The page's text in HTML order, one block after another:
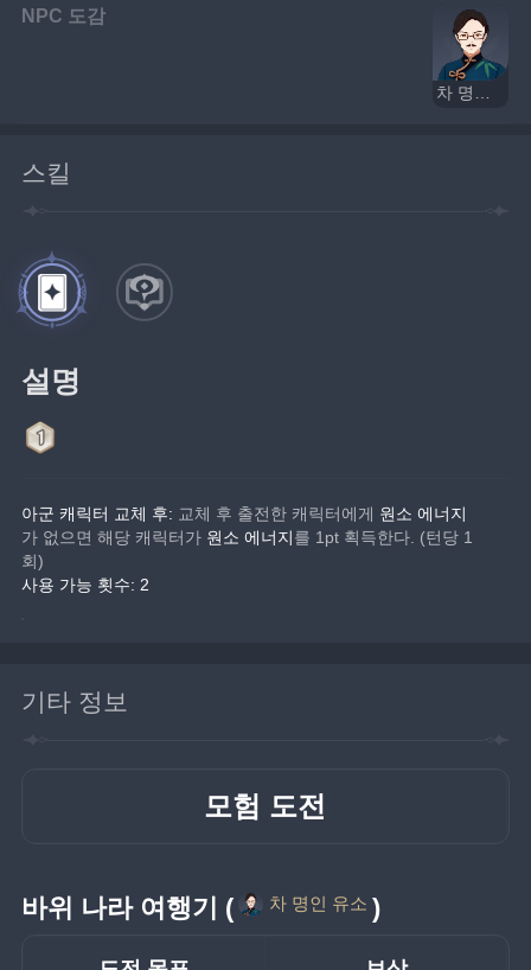
NPC 도감
차 명인 유소
스킬
설명
아군 캐릭터 교체 후: 교체 후 출전한 캐릭터에게 원소 에너지
가 없으면 해당 캐릭터가 원소 에너지를 1pt 획득한다. (턴당 1
회)
사용 가능 횟수: 2
기타 정보
모험 도전
바위 나라 여행기 ( 차 명인 유소 )